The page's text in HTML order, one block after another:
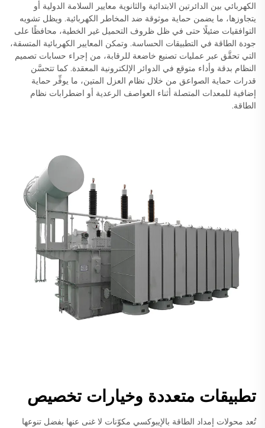
الكهربائي بين الدائرتين الابتدائية والثانوية معايير السلامة الدولية أو
يتجاوزها، ما يضمن حماية موثوقة ضد المخاطر الكهربائية. ويظل تشويه
التوافقيات ضئيلًا حتى في ظل ظروف التحميل غير الخطية، محافظًا على
جودة الطاقة في التطبيقات الحساسة. وتمكن المعايير الكهربائية المتسقة،
التي تحقَّق عبر عمليات تصنيع خاضعة للرقابة، من إجراء حسابات تصميم
النظام بدقة وأداء متوقع في الدوائر الإلكترونية المعقدة. كما تتحسَّن
قدرات حماية الصواعق من خلال نظام العزل المتين، ما يوفِّر حماية
إضافية للمعدات المتصلة أثناء العواصف الرعدية أو اضطرابات نظام
الطاقة.
تطبيقات متعددة وخيارات تخصيص
تُعد محولات إمداد الطاقة بالإيبوكسي مكوّنات لا غنى عنها بفضل تنوعها